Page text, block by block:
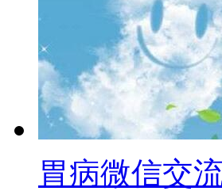
胃病微信交